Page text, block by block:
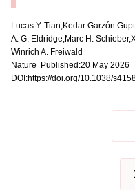
Lucas Y. Tian,Kedar Garzón
A. G. Eldridge,Marc H.
Winrich A. Freiwald
Nature Published:20 May 2026
DOI:https://doi.org/10.1038/